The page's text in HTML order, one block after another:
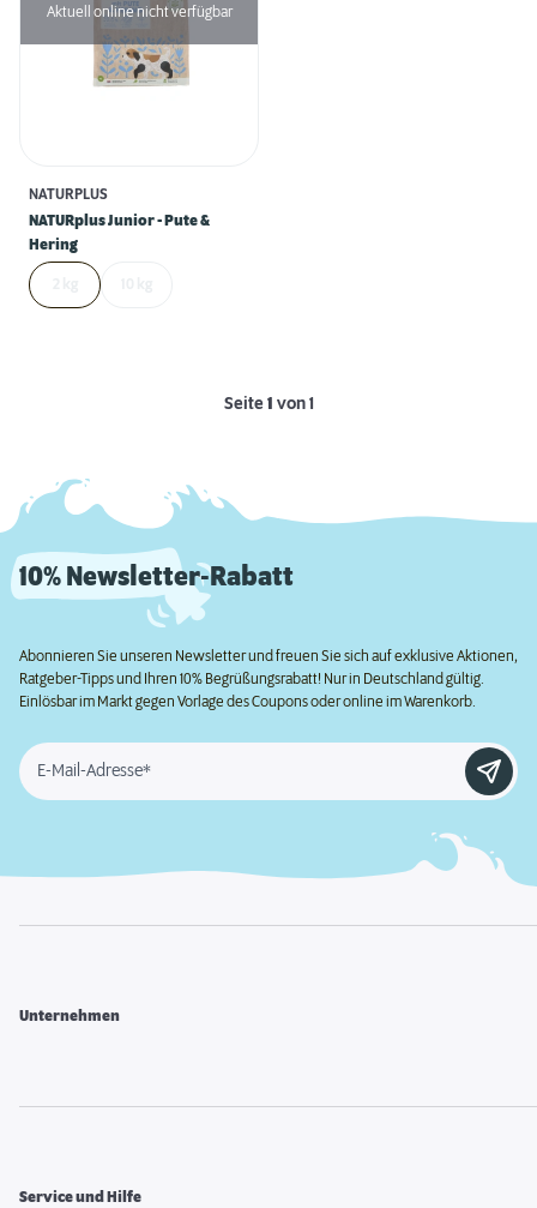
Aktuell online nicht verfügbar
NATURPLUS
NATURplus Junior - Pute &
Hering
Seite1 von 1
10% Newsletter-Rabatt
Abonnieren Sie unseren Newsletter und freuen Sie sich auf exklusive Aktionen,
Ratgeber-Tipps und Ihren 10% Begrüßungsrabatt! Nur in Deutschland gültig.
Einlösbar im Markt gegen Vorlage des Coupons oder online im Warenkorb.
E-Mail-Adresse*
Unternehmen
Service und Hilfe